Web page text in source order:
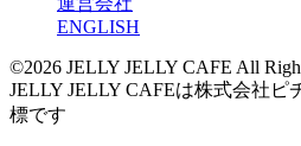
ENGLISH
©2026 JELLY JELLY CAFE All
JELLY JELLY CAFEは株式会社ピ
標です